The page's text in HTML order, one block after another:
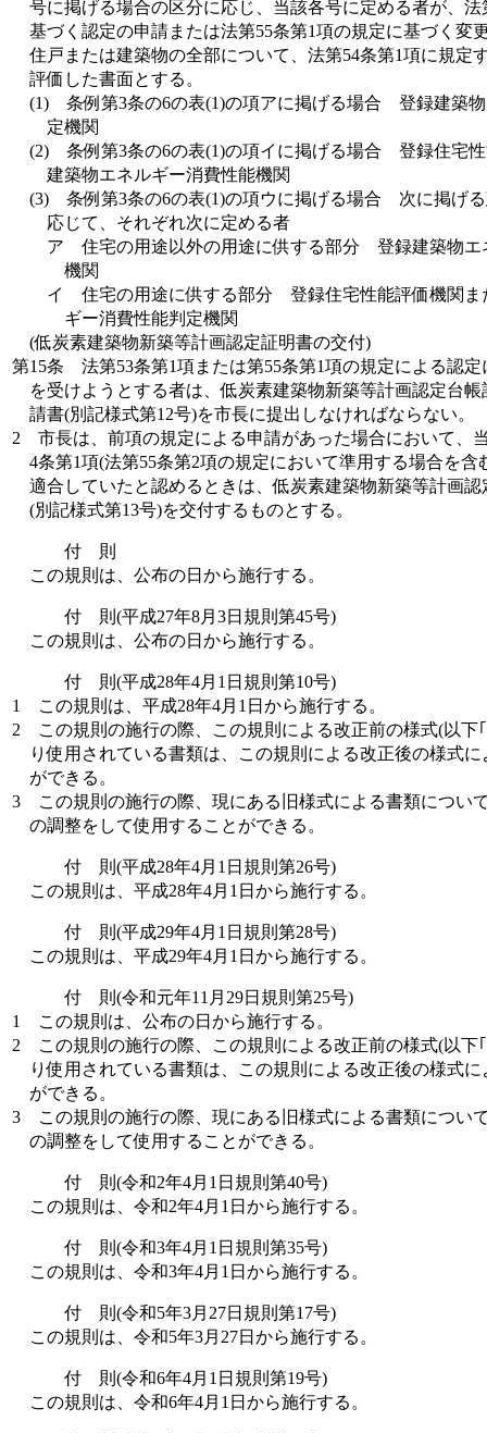
号に掲げる場合の区分に応じ、当該各号に定める者が、法
基づく認定の申請または法第55条第1項の規定に基づく変
住戸または建築物の全部について、法第54条第1項に規定
評価した書面とする。
(1) 条例第3条の6の表(1)の項アに掲げる場合 登録建築
定機関
(2) 条例第3条の6の表(1)の項イに掲げる場合 登録住宅
建築物エネルギー消費性能機関
(3) 条例第3条の6の表(1)の項ウに掲げる場合 次に掲げ
応じて、それぞれ次に定める者
ア 住宅の用途以外の用途に供する部分 登録建築物エ
機関
イ 住宅の用途に供する部分 登録住宅性能評価機関ま
ギー消費性能判定機関
(低炭素建築物新築等計画認定証明書の交付)
第15条 法第53条第1項または第55条第1項の規定による認
を受けようとする者は、低炭素建築物新築等計画認定台
請書(別記様式第12号)を市長に提出しなければならない。
2 市長は、前項の規定による申請があった場合において、
4条第1項(法第55条第2項の規定において準用する場合を含
適合していたと認めるときは、低炭素建築物新築等計画
(別記様式第13号)を交付するものとする。
付 則
この規則は、公布の日から施行する。
付 則(平成27年8月3日規則第45号)
この規則は、公布の日から施行する。
付 則(平成28年4月1日規則第10号)
1
この規則は、平成28年4月1日から施行する。
2
この規則の施行の際、この規則による改正前の様式(以下
り使用されている書類は、この規則による改正後の様式
ができる。
3
この規則の施行の際、現にある旧様式による書類につい
の調整をして使用することができる。
付 則(平成28年4月1日規則第26号)
この規則は、平成28年4月1日から施行する。
付 則(平成29年4月1日規則第28号)
この規則は、平成29年4月1日から施行する。
付 則(令和元年11月29日規則第25号)
1
この規則は、公布の日から施行する。
2
この規則の施行の際、この規則による改正前の様式(以下
り使用されている書類は、この規則による改正後の様式
ができる。
3
この規則の施行の際、現にある旧様式による書類につい
の調整をして使用することができる。
付 則(令和2年4月1日規則第40号)
この規則は、令和2年4月1日から施行する。
付 則(令和3年4月1日規則第35号)
この規則は、令和3年4月1日から施行する。
付 則(令和5年3月27日規則第17号)
この規則は、令和5年3月27日から施行する。
付 則(令和6年4月1日規則第19号)
この規則は、令和6年4月1日から施行する。